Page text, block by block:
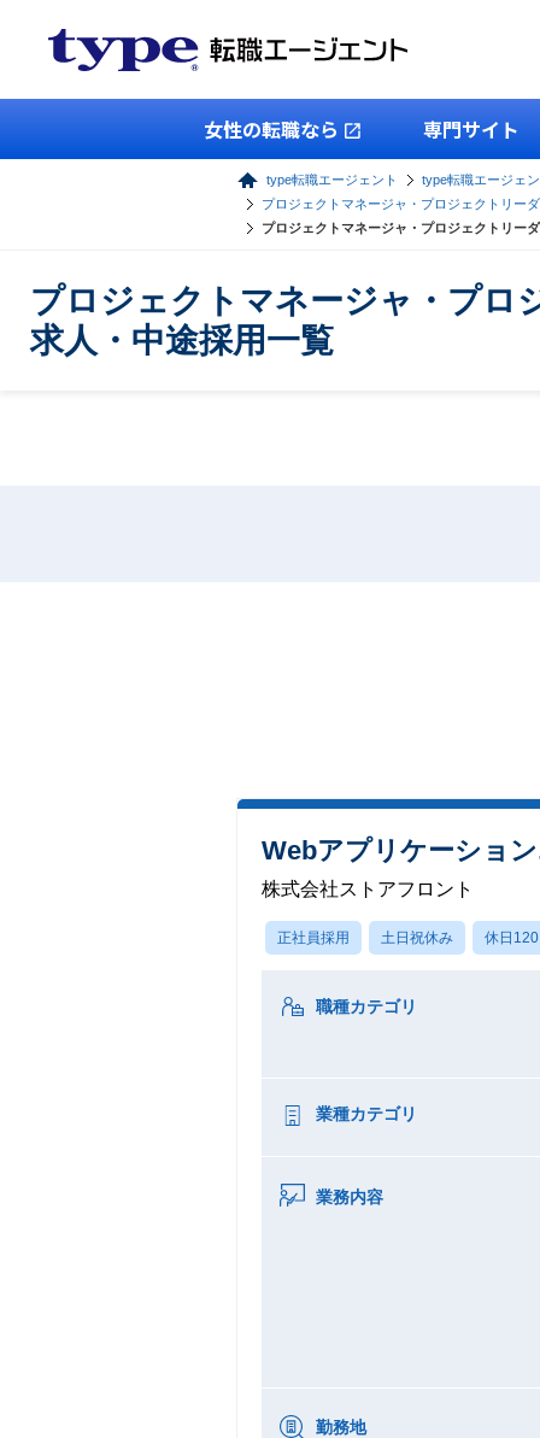
女性の転職なら 専門サイト
type転職エージェント type転職エージェ
プロジェクトマネージャ・プロジェクトリー
プロジェクトマネージャ・プロジェクトリー
プロジェクトマネージャ・プロ
求人・中途採用一覧
Webアプリケーショ
株式会社ストアフロント
正社員採用 土日祝休み 休日
職種カテゴリ
業種カテゴリ
業務内容
勤務地